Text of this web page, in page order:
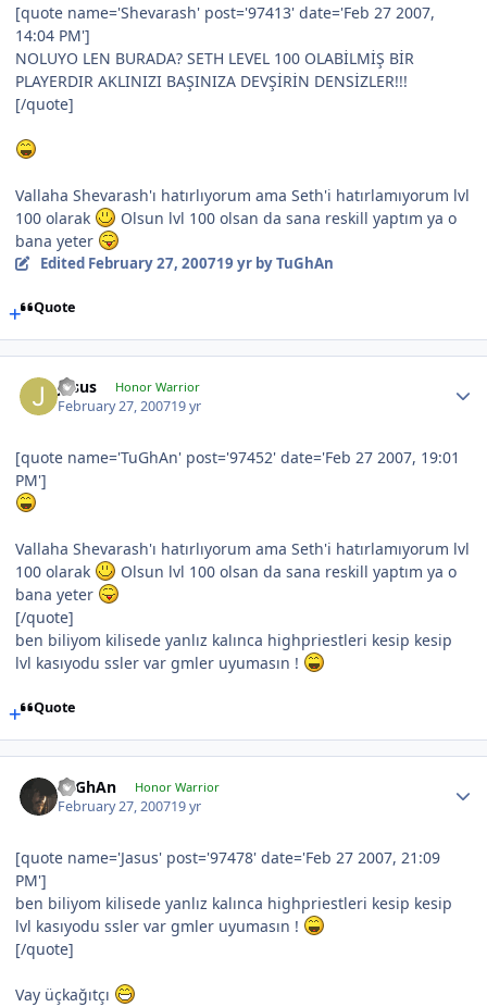
[quote name='Shevarash' post='97413' date='Feb 27 2007,
14:04 PM']
NOLUYO LEN BURADA? SETH LEVEL 100 OLABİLMİŞ BİR
PLAYERDIR AKLINIZI BAŞINIZA DEVŞİRİN DENSİZLER!!!
[/quote]
Vallaha Shevarash'ı hatırlıyorum ama Seth'i hatırlamıyorum lvl
100 olarak
Olsun lvl 100 olsan da sana reskill yaptım ya o
bana yeter
Edited February 27, 200719 yrby TuGhAn
Quote
Jasus Honor Warrior
February 27, 200719 yr
[quote name='TuGhAn' post='97452' date='Feb 27 2007, 19:01
PM']
Vallaha Shevarash'ı hatırlıyorum ama Seth'i hatırlamıyorum lvl
100 olarak
Olsun lvl 100 olsan da sana reskill yaptım ya o
bana yeter
[/quote]
ben biliyom kilisede yanlız kalınca highpriestleri kesip kesip
lvl kasıyodu ssler var gmler uyumasın !
Quote
TuGhAn Honor Warrior
February 27, 200719 yr
[quote name='Jasus' post='97478' date='Feb 27 2007, 21:09
PM']
ben biliyom kilisede yanlız kalınca highpriestleri kesip kesip
lvl kasıyodu ssler var gmler uyumasın !
[/quote]
Vay üçkağıtçı